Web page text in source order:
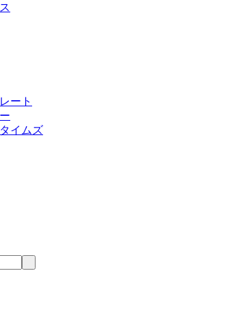
ート
イムズ